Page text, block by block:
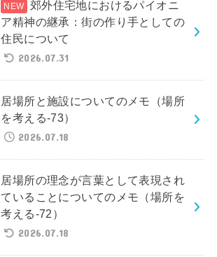
郊外住宅地におけるパイオニ
ア精神の継承：街の作り手としての
住民について
2026.07.31
居場所と施設についてのメモ（場所
を考える-73）
2026.07.18
居場所の理念が言葉として表現され
ていることについてのメモ（場所を
考える-72）
2026.07.18